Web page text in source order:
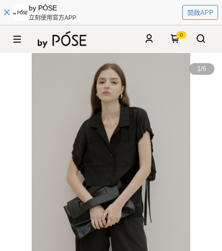
by PÓSE
立刻使用官方APP
開啟APP
0
1/6